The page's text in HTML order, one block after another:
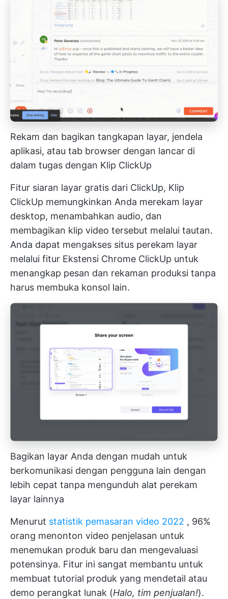
Rekam dan bagikan tangkapan layar, jendela
aplikasi, atau tab browser dengan lancar di
dalam tugas dengan Klip ClickUp
Fitur siaran layar gratis dari ClickUp, Klip
ClickUp memungkinkan Anda merekam layar
desktop, menambahkan audio, dan
membagikan klip video tersebut melalui tautan.
Anda dapat mengakses situs perekam layar
melalui fitur Ekstensi Chrome ClickUp untuk
menangkap pesan dan rekaman produksi tanpa
harus membuka konsol lain.
Bagikan layar Anda dengan mudah untuk
berkomunikasi dengan pengguna lain dengan
lebih cepat tanpa mengunduh alat perekam
layar lainnya
Menurut statistik pemasaran video 2022 , 96%
orang menonton video penjelasan untuk
menemukan produk baru dan mengevaluasi
potensinya. Fitur ini sangat membantu untuk
membuat tutorial produk yang mendetail atau
demo perangkat lunak (Halo, tim penjualan!).